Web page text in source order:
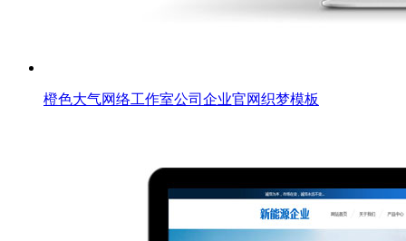
橙色大气网络工作室公司企业官网织梦模板